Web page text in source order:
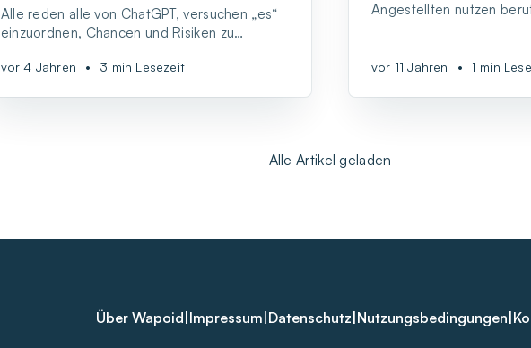
Alle reden alle von ChatGPT, versuchen „es“
einzuordnen, Chancen und Risiken zu
vor 4 Jahren • 3 min Lesezeit
Angestellten nutzen
erfolgreichen beruflichen
vor 11 Jahren • 1 min
Alle Artikel geladen
Über Wapoid Impressum Datenschutz Nutzungsbedingungen